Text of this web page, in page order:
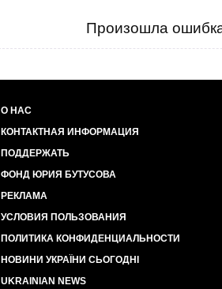
Произошла
О НАС
КОНТАКТНАЯ ИНФОРМАЦИЯ
ПОДДЕРЖАТЬ
ФОНД ЮРИЯ БУТУСОВА
РЕКЛАМА
УСЛОВИЯ ПОЛЬЗОВАНИЯ
ПОЛИТИКА КОНФИДЕНЦИАЛЬНОСТИ
НОВИНИ УКРАЇНИ СЬОГОДНІ
UKRAINIAN NEWS